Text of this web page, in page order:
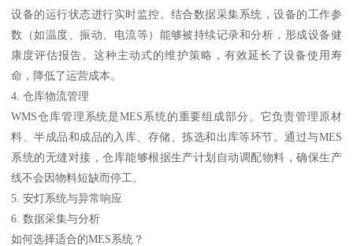
设备的运行状态进行实时监控。结合数据采集系统，设备的工作参
数（如温度、振动、电流等）能够被持续记录和分析，形成设备健
康度评估报告。这种主动式的维护策略，有效延长了设备使用寿
命，降低了运营成本。
4. 仓库物流管理
WMS仓库管理系统是MES系统的重要组成部分。它负责管理原材
料、半成品和成品的入库、存储、拣选和出库等环节。通过与MES
系统的无缝对接，仓库能够根据生产计划自动调配物料，确保生产
线不会因物料短缺而停工。
5. 安灯系统与异常响应
6. 数据采集与分析
如何选择适合的MES系统？